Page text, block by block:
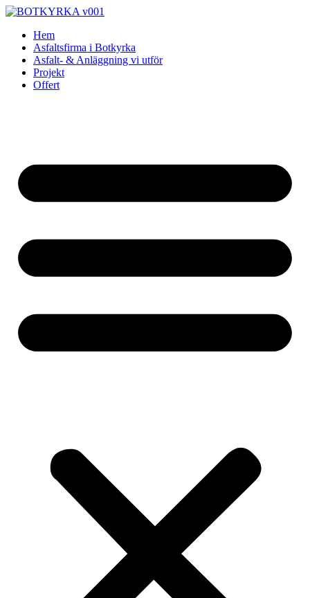
Skip
contentHem
Asfaltsfirma i Botkyrka
Asfalt- & Anläggning vi utför
Projekt
Offert